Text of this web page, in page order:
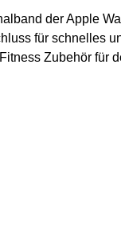
1 - 8, SE oder Apple Watch
für schnelles